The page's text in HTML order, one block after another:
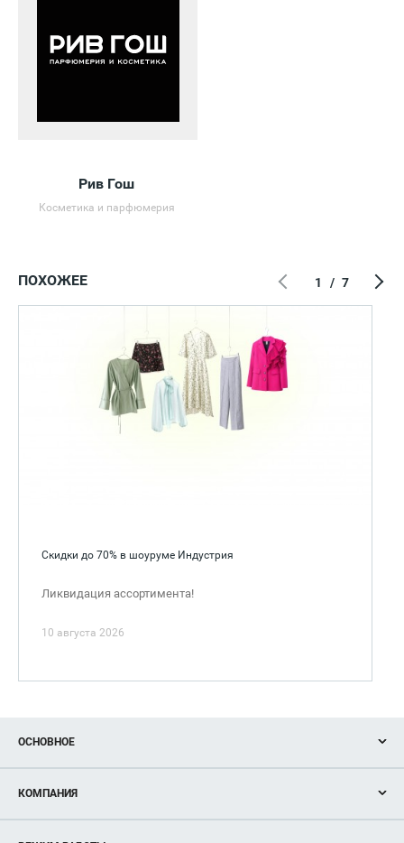
Рив Гош
Косметика и парфюмерия
ПОХОЖЕЕ
Скидки до 70% в шоуруме Индустрия
Ликвидация ассортимента!
10 августа 2026
1 / 7
ОСНОВНОЕ
Новости
Магазины
Услуги
КОМПАНИЯ